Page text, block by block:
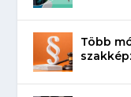
Több